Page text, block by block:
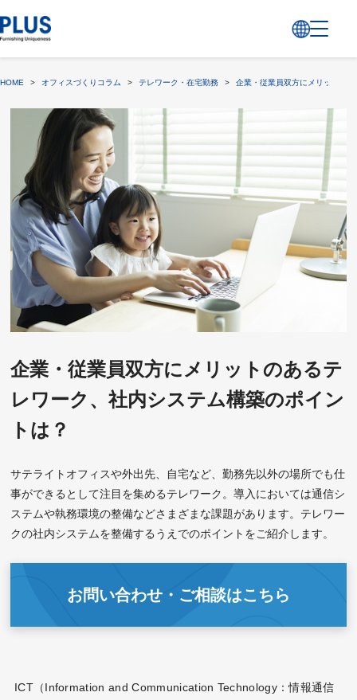
HOME > オフィスづくりコラム > テレワーク・在宅勤務 > 企業・従業員双方にメリットの
企業・従業員双方にメリットのあるテ
レワーク、社内システム構築のポイン
トは？
サテライトオフィスや外出先、自宅など、勤務先以外の場所でも仕
事ができるとして注目を集めるテレワーク。導入においては通信シ
ステムや執務環境の整備などさまざまな課題があります。テレワー
クの社内システムを整備するうえでのポイントをご紹介します。
お問い合わせ・ご相談はこちら
ICT（Information and Communication Technology：情報通信